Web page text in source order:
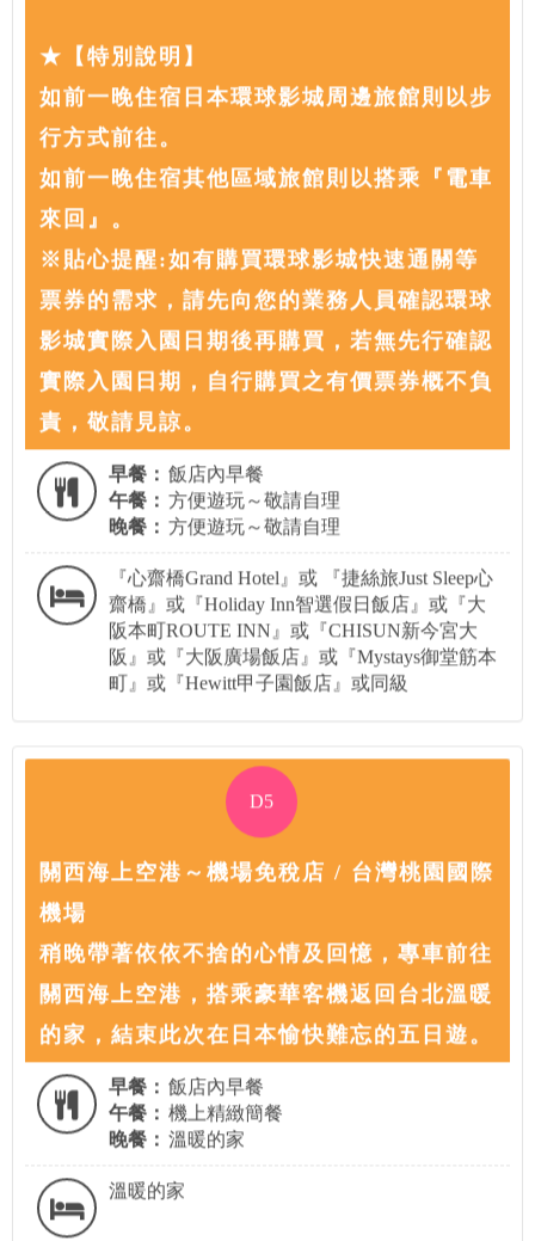
★【特別說明】
如前一晚住宿日本環球影城周邊旅館則以步
行方式前往。
如前一晚住宿其他區域旅館則以搭乘『電車
來回』。
※貼心提醒:如有購買環球影城快速通關等
票券的需求，請先向您的業務人員確認環球
影城實際入園日期後再購買，若無先行確認
實際入園日期，自行購買之有價票券概不負
責，敬請見諒。
早餐： 飯店內早餐
午餐： 方便遊玩～敬請自理
晚餐： 方便遊玩～敬請自理
『心齋橋Grand Hotel』或 『捷絲旅Just Sleep心
齋橋』或『Holiday Inn智選假日飯店』或『大
阪本町ROUTE INN』或『CHISUN新今宮大
阪』或『大阪廣場飯店』或『Mystays御堂筋本
町』或『Hewitt甲子園飯店』或同級
D5
關西海上空港～機場免稅店 / 台灣桃園國際
機場
稍晚帶著依依不捨的心情及回憶，專車前往
關西海上空港，搭乘豪華客機返回台北溫暖
的家，結束此次在日本愉快難忘的五日遊。
早餐： 飯店內早餐
午餐： 機上精緻簡餐
晚餐： 溫暖的家
溫暖的家